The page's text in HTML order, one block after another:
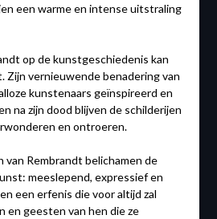
een warme en intense uitstraling
op de kunstgeschiedenis kan
Zijn vernieuwende benadering van
kunstenaars geïnspireerd en
na zijn dood blijven de schilderijen
en ontroeren.
van Rembrandt belichamen de
meeslepend, expressief en
een erfenis die voor altijd zal
en geesten van hen die ze